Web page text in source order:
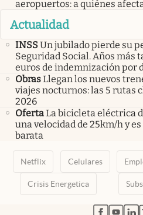
aeropuertos: a quiénes
Actualidad
INSSUn jubilado pierde su
Seguridad Social. Años más
euros de indemnización por
ObrasLlegan los nuevos
viajes nocturnos: las 5 rutas
2026
OfertaLa bicicleta eléctrica
una velocidad de 25km/h y
barata
Netflix Celulares
Crisis Energetica
abre en
abre